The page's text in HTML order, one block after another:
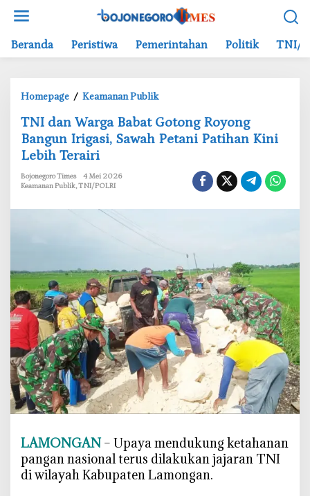
Beranda Peristiwa Pemerintahan Politik TNI/
Homepage / Keamanan Publik
N
I
B
a
b
a
t
G
o
t
n
R
o
y
‎TNI dan Warga Babat Gotong Royong
Bangun Irigasi, Sawah Petani Patihan Kini
Lebih Terairi
Bojonegoro Times
4 Mei 2026
Keamanan Publik,TNI/POLRI
LAMONGAN– Upaya mendukung ketahanan
pangan nasional terus dilakukan jajaran TNI
di wilayah Kabupaten Lamongan.